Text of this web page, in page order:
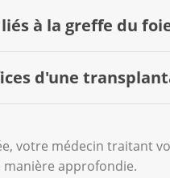
à la greffe du
différents
d'une
votre médecin traitant
approfondie.